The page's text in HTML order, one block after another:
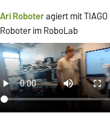
Ari Roboteragiert mit TIAGO
Roboter im RoboLab